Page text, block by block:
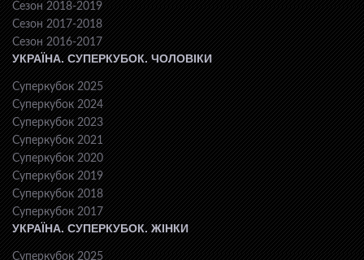
Сезон 2018-2019
Сезон 2017-2018
Сезон 2016-2017
УКРАЇНА. СУПЕРКУБОК. ЧОЛОВІКИ
Суперкубок 2025
Суперкубок 2024
Суперкубок 2023
Суперкубок 2021
Суперкубок 2020
Суперкубок 2019
Суперкубок 2018
Суперкубок 2017
УКРАЇНА. СУПЕРКУБОК. ЖІНКИ
Суперкубок 2025